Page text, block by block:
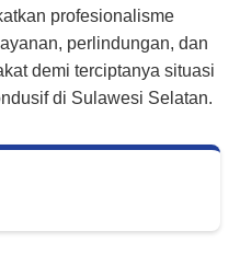
profesionalisme
perlindungan, dan
demi terciptanya situasi
di Sulawesi Selatan.